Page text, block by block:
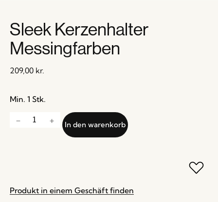
Sleek Kerzenhalter
Messingfarben
209,00 kr.
Min. 1 Stk.
In den warenkorb
Produkt in einem Geschäft finden